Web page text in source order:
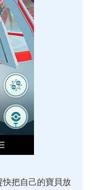
把自己的寶貝放